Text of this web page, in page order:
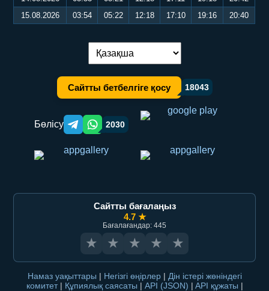
15.08.2026
03:54 05:22 12:18 17:10 19:16 20:40
Тілді ауыстыру:
Сайтты бетбелгіге қосу 18043
Бөлісу Telegram orqali ulashish
WhatsApp orqali ulashish
2030
Сайтты бағалаңыз
4.7 ★
Бағалағандар: 445
★ ★ ★ ★ ★
Намаз уақыттары | Негізгі өңірлер | Дін істері жөніндегі
комитет | Құпиялық саясаты | API (JSON) | API құжаты |